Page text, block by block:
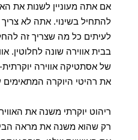
אם אתה מעוניין לשנות את
להתחיל בשינוי. אתה לא
לעיתים כל מה שצריך זה
בבית אווירה שונה לחלוטין.
של אסתטיקה אווירה
את רהיטי היוקרה המתאימים
ריהוט יוקרתי משנה את
רק שהוא משנה את מראה